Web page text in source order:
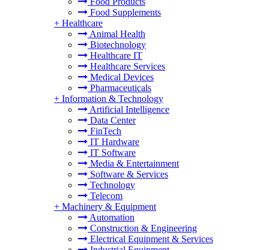
Food Supplements
+ Healthcare
Animal Health
Biotechnology
Healthcare IT
Healthcare Services
Medical Devices
Pharmaceuticals
+ Information & Technology
Artificial Intelligence
Data Center
FinTech
IT Hardware
IT Software
Media & Entertainment
Software & Services
Technology
Telecom
+ Machinery & Equipment
Automation
Construction & Engineering
Electrical Equipment & Services